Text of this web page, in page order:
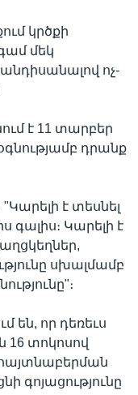
կրծքի
մեկ
ոչ-
է 11 տարբեր
դրանք
է տեսնել
գալիս։ Կարելի է
սխալմամբ
են, որ դեռեւս
16 տոկոսով
հայտնաբերման
գոյացությունը